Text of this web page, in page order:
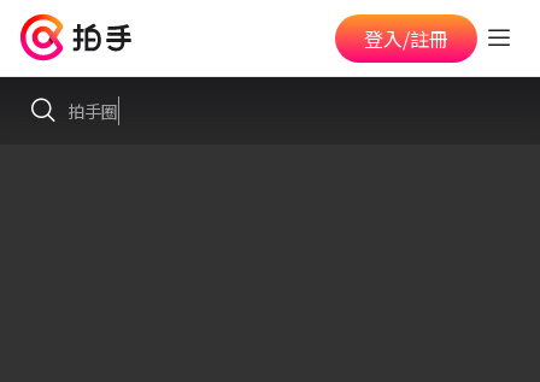
登入/註冊
拍手圈